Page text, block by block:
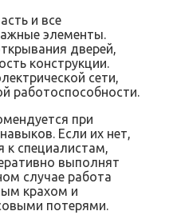
и все
элементы.
дверей,
конструкции.
сети,
работоспособности.
при
Если их нет,
к специалистам,
выполнят
случае работа
крахом и
потерями.